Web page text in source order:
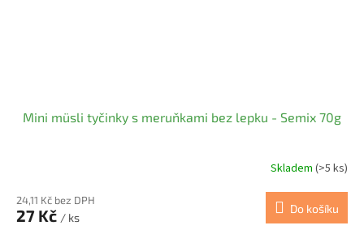
Mini müsli tyčinky s meruňkami bez lepku - Semix 70g
Skladem (>5 ks)
24,11 Kč bez DPH
27 Kč / ks
Do košíku